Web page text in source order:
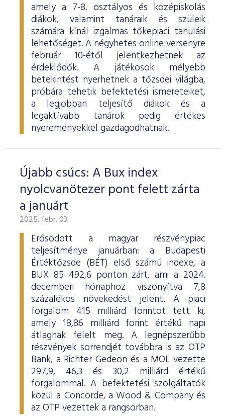
amely a 7-8. osztályos és középiskolás
diákok, valamint tanáraik és szüleik
számára kínál izgalmas tőkepiaci tanulási
lehetőséget. A négyhetes online versenyre
február 10-étől jelentkezhetnek az
érdeklődők. A játékosok mélyebb
betekintést nyerhetnek a tőzsdei világba,
próbára tehetik befektetési ismereteiket,
a legjobban teljesítő diákok és a
legaktívabb tanárok pedig értékes
nyereményekkel gazdagodhatnak.
Újabb csúcs: A Bux index
nyolcvanötezer pont felett zárta
a januárt
2025. febr. 03.
Erősödött a magyar részvénypiac
teljesítménye januárban: a Budapesti
Értéktőzsde (BÉT) első számú indexe, a
BUX 85 492,6 ponton zárt, ami a 2024.
decemberi hónaphoz viszonyítva 7,8
százalékos növekedést jelent. A piaci
forgalom 415 milliárd forintot tett ki,
amely 18,86 milliárd forint értékű napi
átlagnak felelt meg. A legnépszerűbb
részvények sorrendjét továbbra is az OTP
Bank, a Richter Gedeon és a MOL vezette
297,9, 46,3 és 30,2 milliárd értékű
forgalommal. A befektetési szolgáltatók
közül a Concorde, a Wood & Company és
az OTP vezettek a rangsorban.